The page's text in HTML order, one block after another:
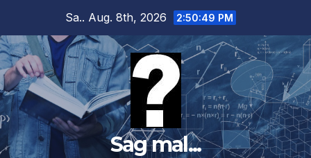
springen
Sa.. Aug. 8th, 2026 2:50:50 PM
Sag mal...